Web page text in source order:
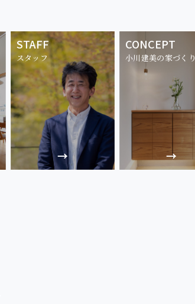
STAFF
スタッフ
CONCEPT
小川建美の家づくり